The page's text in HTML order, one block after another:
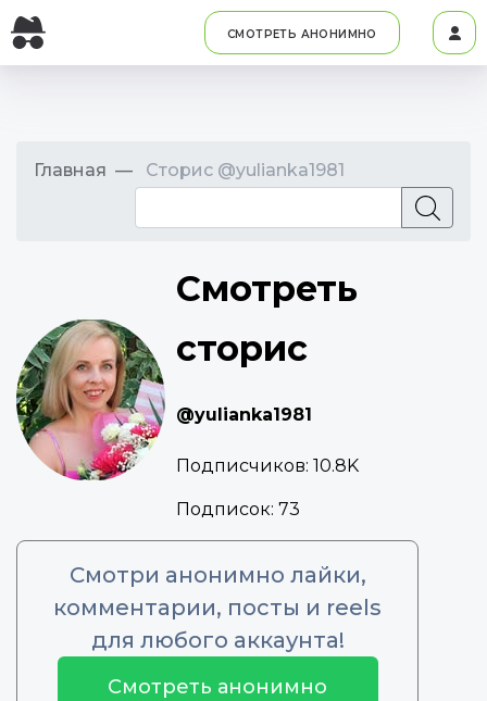
СМОТРЕТЬ АНОНИМНО
Главная Сторис @yulianka1981
Смотреть
сторис
@yulianka1981
Подписчиков: 10.8K
Подписок: 73
Смотри анонимно лайки,
комментарии, посты и reels
для любого аккаунта!
Смотреть анонимно